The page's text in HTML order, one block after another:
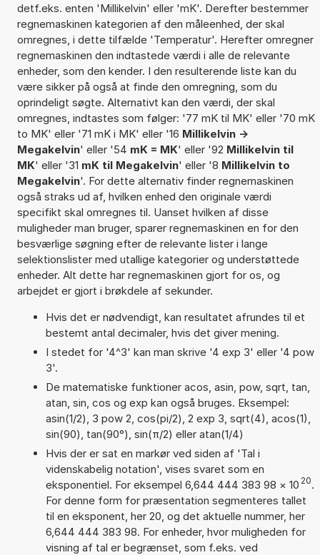
detf.eks. enten 'Millikelvin' eller 'mK'. Derefter bestemmer
regnemaskinen kategorien af den måleenhed, der skal
omregnes, i dette tilfælde 'Temperatur'. Herefter omregner
regnemaskinen den indtastede værdi i alle de relevante
enheder, som den kender. I den resulterende liste kan du
være sikker på også at finde den omregning, som du
oprindeligt søgte. Alternativt kan den værdi, der skal
omregnes, indtastes som følger: '77 mK til MK' eller '70 mK
to MK' eller '71 mK i MK' eller '16 Millikelvin ->
Megakelvin' eller '54 mK = MK' eller '92 Millikelvin til
MK' eller '31 mK til Megakelvin' eller '8 Millikelvin to
Megakelvin'. For dette alternativ finder regnemaskinen
også straks ud af, hvilken enhed den originale værdi
specifikt skal omregnes til. Uanset hvilken af disse
muligheder man bruger, sparer regnemaskinen en for den
besværlige søgning efter de relevante lister i lange
selektionslister med utallige kategorier og understøttede
enheder. Alt dette har regnemaskinen gjort for os, og
arbejdet er gjort i brøkdele af sekunder.
Hvis det er nødvendigt, kan resultatet afrundes til et
bestemt antal decimaler, hvis det giver mening.
I stedet for '4^3' kan man skrive '4 exp 3' eller '4 pow
3'.
De matematiske funktioner acos, asin, pow, sqrt, tan,
atan, sin, cos og exp kan også bruges. Eksempel:
asin(1/2), 3 pow 2, cos(pi/2), 2 exp 3, sqrt(4), acos(1),
sin(90), tan(90°), sin(π/2) eller atan(1/4)
Hvis der er sat en markør ved siden af 'Tal i
videnskabelig notation', vises svaret som en
eksponentiel. For eksempel 6,644 444 383 98 × 10 20.
For denne form for præsentation segmenteres tallet
til en eksponent, her 20, og det aktuelle nummer, her
6,644 444 383 98. For enheder, hvor muligheden for
visning af tal er begrænset, som f.eks. ved